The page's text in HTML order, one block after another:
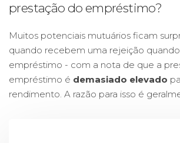
prestação do empréstimo?
Muitos potenciais mutuários ficam
quando recebem uma rejeição
empréstimo - com a nota de que a
empréstimo é demasiado elevado
rendimento. A razão para isso é